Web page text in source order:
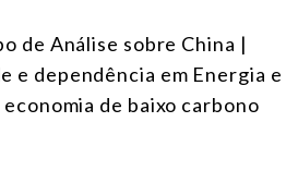
de Análise sobre China |
e dependência em Energia e
de baixo carbono